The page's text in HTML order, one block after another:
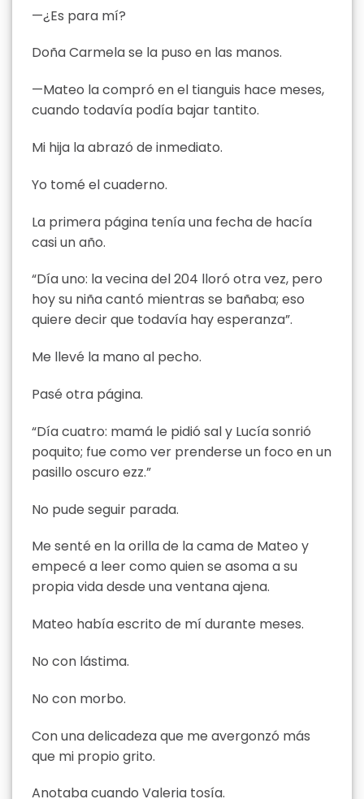
—¿Es para mí?
Doña Carmela se la puso en las manos.
—Mateo la compró en el tianguis hace meses,
cuando todavía podía bajar tantito.
Mi hija la abrazó de inmediato.
Yo tomé el cuaderno.
La primera página tenía una fecha de hacía
casi un año.
“Día uno: la vecina del 204 lloró otra vez, pero
hoy su niña cantó mientras se bañaba; eso
quiere decir que todavía hay esperanza”.
Me llevé la mano al pecho.
Pasé otra página.
“Día cuatro: mamá le pidió sal y Lucía sonrió
poquito; fue como ver prenderse un foco en un
pasillo oscuro ezz.”
No pude seguir parada.
Me senté en la orilla de la cama de Mateo y
empecé a leer como quien se asoma a su
propia vida desde una ventana ajena.
Mateo había escrito de mí durante meses.
No con lástima.
No con morbo.
Con una delicadeza que me avergonzó más
que mi propio grito.
Anotaba cuando Valeria tosía.